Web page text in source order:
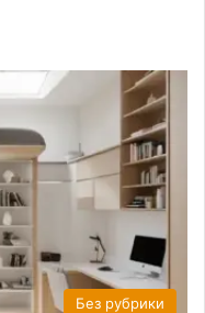
Без рубрики